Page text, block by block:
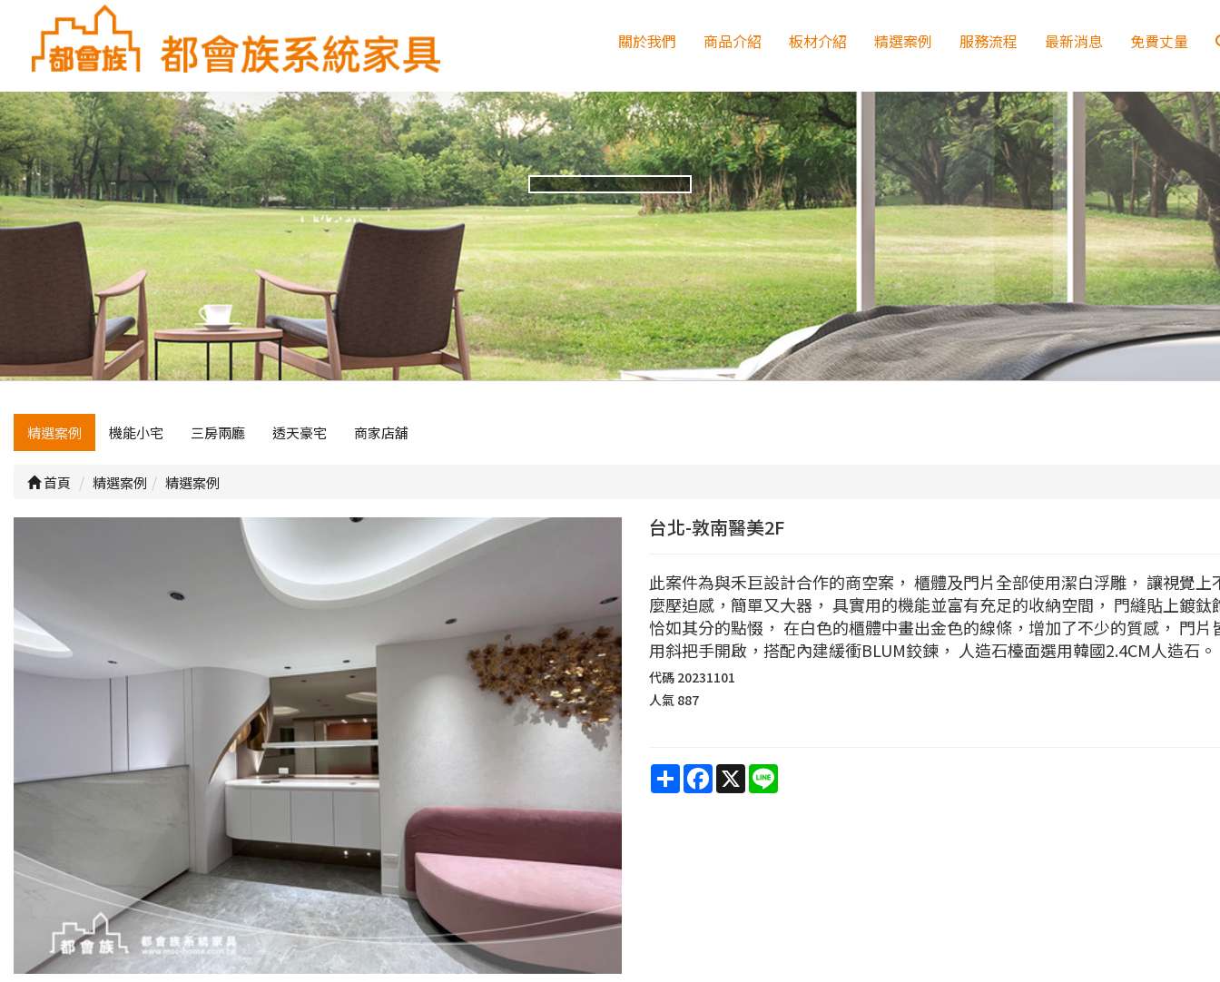
關於我們 商品介紹 板材介紹 精選案例 服務流程 最新消息 免費丈量
精選案例 機能小宅 三房兩廳 透天豪宅 商家店舖
首頁 精選案例 精選案例
台北-敦南醫美2F
此案件為與禾巨設計合作的商空案， 櫃體及門片全部使用潔白浮雕， 讓視覺上
麼壓迫感，簡單又大器， 具實用的機能並富有充足的收納空間， 門縫貼上鍍鈦
恰如其分的點惙， 在白色的櫃體中畫出金色的線條，增加了不少的質感， 門片
用斜把手開啟，搭配內建緩衝BLUM鉸鍊， 人造石檯面選用韓國2.4CM人造石。
代碼 20231101
人氣 887
ShareFacebook
X